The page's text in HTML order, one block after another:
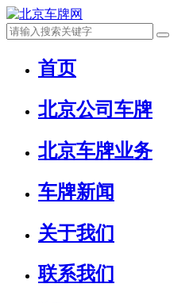
首页
北京公司车牌
北京车牌业务
车牌新闻
关于我们
联系我们